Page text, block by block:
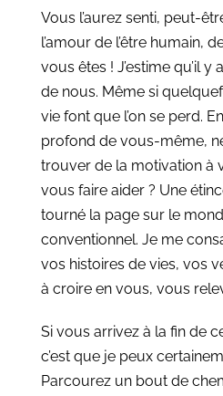
Vous l’aurez senti, peut-
l’amour de l’être humain,
vous êtes ! J’estime qu’il
de nous. Même si
vie font que l’on se perd.
profond de vous-même,
trouver de la motivation à
vous faire aider ? Une
tourné la page sur le
conventionnel. Je me
vos histoires de vies, vos
à croire en vous, vous
Si vous arrivez à la fin de
c’est que je peux
Parcourez un bout de